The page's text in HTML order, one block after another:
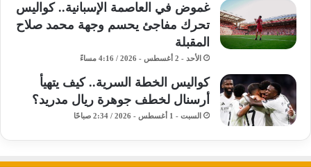
غموض في العاصمة الإسبانية.. كواليس
تحرك مفاجئ يحسم وجهة محمد صلاح
المقبلة
الأحد - 2 أغسطس - 2026 / 4:16 مساءً
كواليس الخطة السرية.. كيف يتهيأ
أرسنال لخطف جوهرة ريال مدريد؟
السبت - 1 أغسطس - 2026 / 2:34 صباحًا